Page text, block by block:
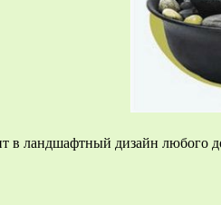
ландшафтный дизайн любого